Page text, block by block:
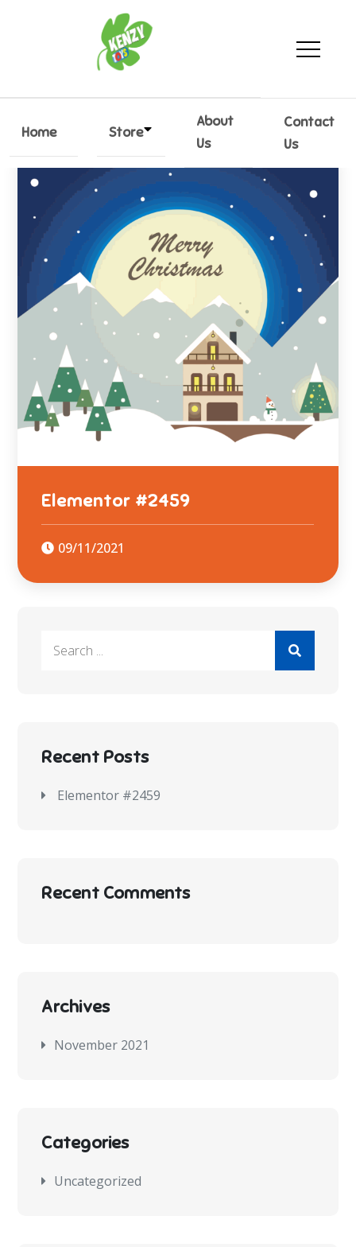
KenzyToys
Every kid toy
Home Store
About
Us
Contact
Us
Elementor #2459
09/11/2021
Recent Posts
Elementor #2459
Recent Comments
Archives
November 2021
Categories
Uncategorized